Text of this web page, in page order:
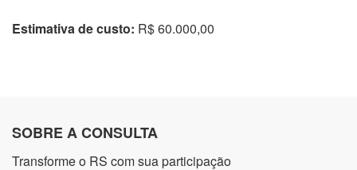
Estimativa de custo: R$ 60.000,00
SOBRE A CONSULTA
Transforme o RS com sua participação